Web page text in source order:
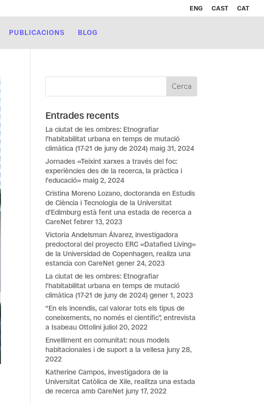
ENG CAST CAT
PUBLICACIONS BLOG
Entrades recents
La ciutat de les ombres: Etnografiar
l’habitabilitat urbana en temps de mutació
climàtica (17-21 de juny de 2024) maig 31, 2024
Jornades «Teixint xarxes a través del foc:
experiències des de la recerca, la pràctica i
l’educació» maig 2, 2024
Cristina Moreno Lozano, doctoranda en Estudis
de Ciència i Tecnologia de la Universitat
d’Edimburg està fent una estada de recerca a
CareNet febrer 13, 2023
Victoria Andelsman Álvarez, investigadora
predoctoral del proyecto ERC «Datafied Living»
de la Universidad de Copenhagen, realiza una
estancia con CareNet gener 24, 2023
La ciutat de les ombres: Etnografiar
l’habitabilitat urbana en temps de mutació
climàtica (17-21 de juny de 2024) gener 1, 2023
“En els incendis, cal valorar tots els tipus de
coneixements, no només el científic”, entrevista
a Isabeau Ottolini juliol 20, 2022
Envelliment en comunitat: nous models
habitacionales i de suport a la vellesa juny 28,
2022
Katherine Campos, investigadora de la
Universitat Catòlica de Xile, realitza una estada
de recerca amb CareNet juny 17, 2022